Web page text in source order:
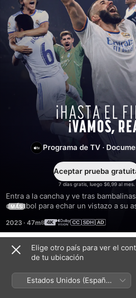
¡Hasta
el
final!
¡Vamos,
Real!
Programa de TV ·
7 días gratis, luego $6,99 al mes.
Aceptar prueba
Entra a la cancha y ve tras
de futbol para echar un vistazo a su
contra todo pronóstico y hacen callar
MÁS
2023 · 47m
Temporada 1
Elige otro país para ver el
de tu ubicación
Estados Unidos (Español
México)